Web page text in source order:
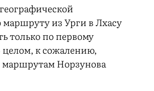
из Урги в Лхасу
только по первому
к сожалению,
Норзунова